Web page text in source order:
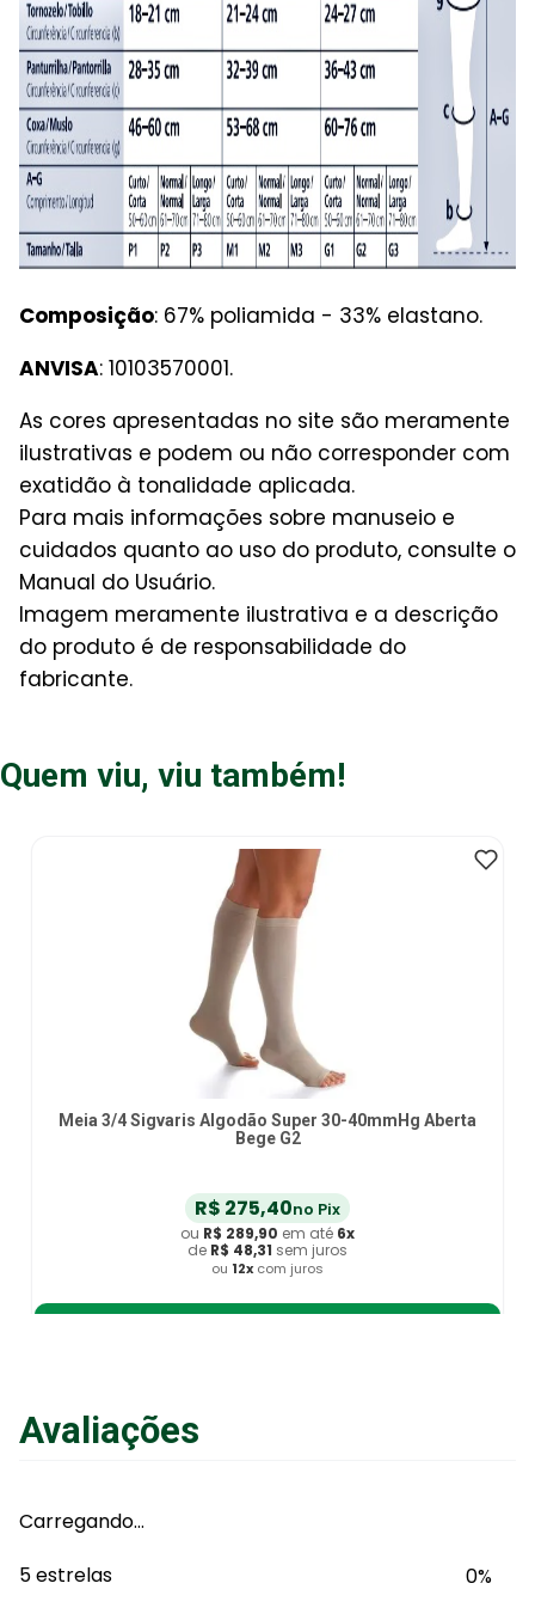
Composição: 67% poliamida - 33% elastano.
ANVISA: 10103570001.
As cores apresentadas no site são meramente
ilustrativas e podem ou não corresponder com
exatidão à tonalidade aplicada.
Para mais informações sobre manuseio e
cuidados quanto ao uso do produto, consulte o
Manual do Usuário.
Imagem meramente ilustrativa e a descrição
do produto é de responsabilidade do
fabricante.
Quem viu, viu também!
Meia 3/4 Sigvaris Algodão Super 30-40mmHg Aberta
Bege G2
R$ 275,40no Pix
ou R$ 289,90 em até 6x
de R$ 48,31 sem juros
ou 12x com juros
Avaliações
Carregando…
5 estrelas
0%